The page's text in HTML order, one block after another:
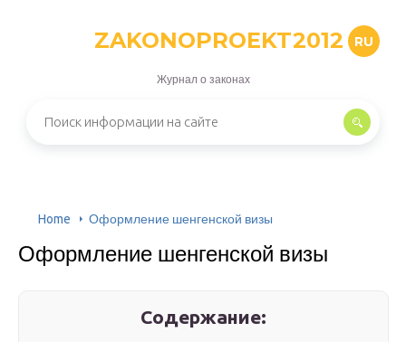
ZAKONOPROEKT2012 RU
Журнал о законах
Home Оформление шенгенской визы
Оформление шенгенской визы
Содержание: